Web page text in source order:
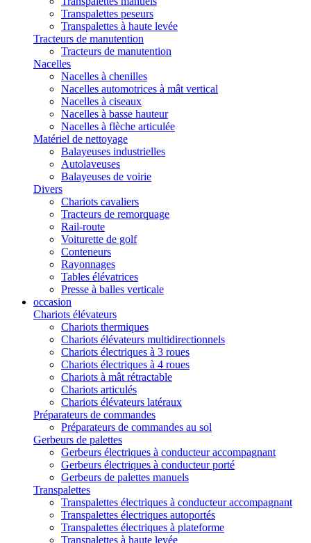
Transpalettes peseurs
Transpalettes à haute levée
Tracteurs de manutention
Tracteurs de manutention
Nacelles
Nacelles à chenilles
Nacelles automotrices à mât vertical
Nacelles à ciseaux
Nacelles à basse hauteur
Nacelles à flèche articulée
Matériel de nettoyage
Balayeuses industrielles
Autolaveuses
Balayeuses de voirie
Divers
Chariots cavaliers
Tracteurs de remorquage
Rail-route
Voiturette de golf
Conteneurs
Rayonnages
Tables élévatrices
Presse à balles verticale
occasion
Chariots élévateurs
Chariots thermiques
Chariots élévateurs multidirectionnels
Chariots électriques à 3 roues
Chariots électriques à 4 roues
Chariots à mât rétractable
Chariots articulés
Chariots élévateurs latéraux
Préparateurs de commandes
Préparateurs de commandes au sol
Gerbeurs de palettes
Gerbeurs électriques à conducteur accompagnant
Gerbeurs électriques à conducteur porté
Gerbeurs de palettes manuels
Transpalettes
Transpalettes électriques à conducteur accompagnant
Transpalettes électriques autoportés
Transpalettes électriques à plateforme
Transpalettes à haute levée